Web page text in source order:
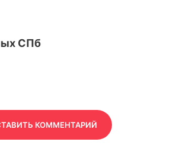
СПб
КОММЕНТАРИЙ